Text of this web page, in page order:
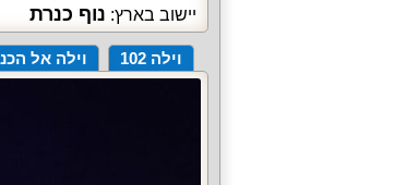
יישוב בארץ: נוף כנרת
וילה 102 וילה אל